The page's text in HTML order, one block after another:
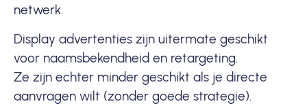
netwerk.
Display advertenties zijn uitermate geschikt
voor naamsbekendheid en retargeting.
Ze zijn echter minder geschikt als je directe
aanvragen wilt (zonder goede strategie).